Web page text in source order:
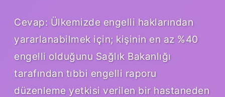
Cevap: Ülkemizde engelli haklarından
yararlanabilmek için; kişinin en az %40
engelli olduğunu Sağlık Bakanlığı
tarafından tıbbi engelli raporu
düzenleme yetkisi verilen bir hastaneden